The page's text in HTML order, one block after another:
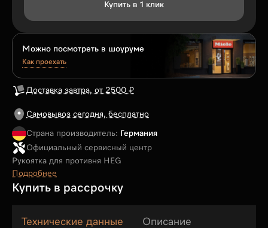
Купить в 1 клик
Можно посмотреть в шоуруме
Как проехать
Доставка завтра, от 2500 ₽
Самовывоз сегодня, бесплатно
Страна производитель: Германия
Официальный сервисный центр
Рукоятка для противня HEG
Подробнее
Купить в рассрочку
Технические данные Описание